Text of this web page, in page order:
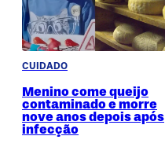
CUIDADO
Menino come queijo
contaminado e morre
nove anos depois após
infecção